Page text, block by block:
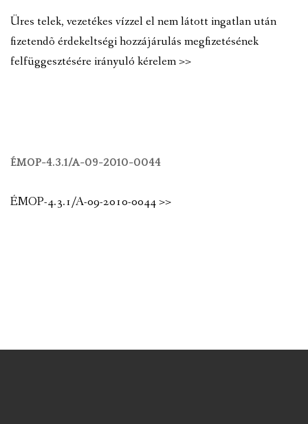
Üres telek, vezetékes vízzel el nem látott ingatlan után
fizetendõ érdekeltségi hozzájárulás megfizetésének
felfüggesztésére irányuló kérelem >>
ÉMOP-4.3.1/A-09-2010-0044
ÉMOP-4.3.1/A-09-2010-0044 >>